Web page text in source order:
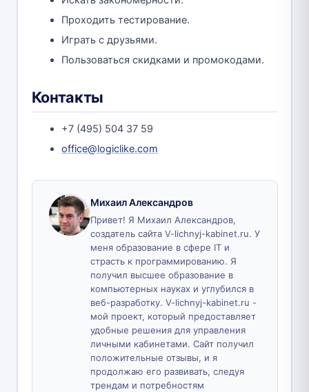
Проходить тестирование.
Играть с друзьями.
Пользоваться скидками и промокодами.
Контакты
+7 (495) 504 37 59
office@logiclike.com
Михаил Александров
Привет! Я Михаил Александров,
создатель сайта V-lichnyj-kabinet.ru. У
меня образование в сфере IT и
страсть к программированию. Я
получил высшее образование в
компьютерных науках и углубился в
веб-разработку. V-lichnyj-kabinet.ru -
мой проект, который предоставляет
удобные решения для управления
личными кабинетами. Сайт получил
положительные отзывы, и я
продолжаю его развивать, следуя
трендам и потребностям